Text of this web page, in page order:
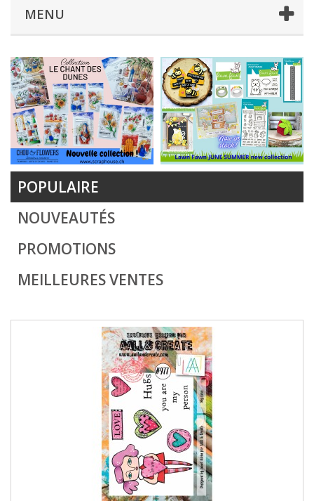
MENU
POPULAIRE
NOUVEAUTÉS
PROMOTIONS
MEILLEURES VENTES